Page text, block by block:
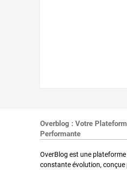
Overblog : Votre
Performante
OverBlog est une
constante évolution, conçue